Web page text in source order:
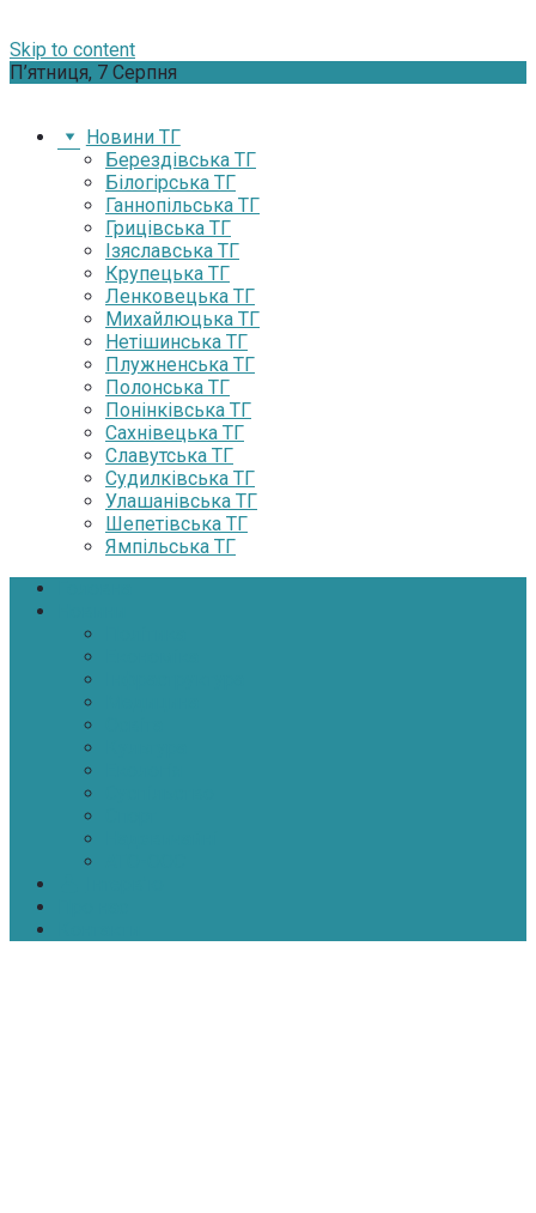
Skip to content
П’ятниця, 7 Серпня
Новини ТГ
Берездівська ТГ
Білогірська ТГ
Ганнопільська ТГ
Грицівська ТГ
Ізяславська ТГ
Крупецька ТГ
Ленковецька ТГ
Михайлюцька ТГ
Нетішинська ТГ
Плужненська ТГ
Полонська ТГ
Понінківська ТГ
Сахнівецька ТГ
Славутська ТГ
Судилківська ТГ
Улашанівська ТГ
Шепетівська ТГ
Ямпільська ТГ